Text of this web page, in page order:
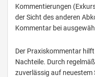
Kommentierungen
der Sicht des anderen
Kommentar bei
Der Praxiskommentar
Nachteile. Durch
zuverlässig auf neuestem